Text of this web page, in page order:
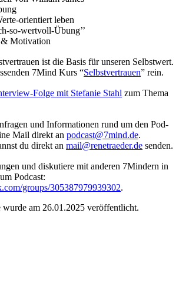
orientiert leben
so-wertvoll-Übung’’
Motivation
ist die Basis für unseren Selbstwert.
7Mind Kurs “Selbstvertrauen” rein.
Folge mit Stefanie Stahl zum Thema
und Infor­ma­tio­nen rund um den Pod­
Mail direkt an podcast@7mind.de.
du direkt an mail@renetraeder.de senden.
und diskutiere mit anderen 7Mindern in
Podcast:
groups/305387979939302.
am 26.01.2025 veröffentlicht.